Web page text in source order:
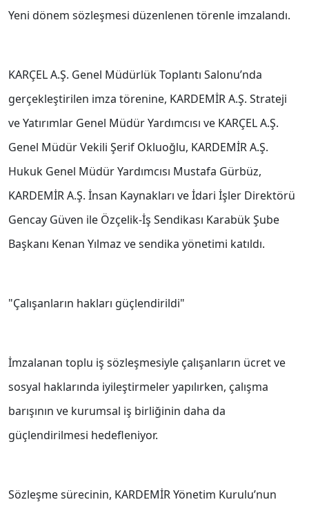
Yeni dönem sözleşmesi düzenlenen törenle imzalandı.
KARÇEL A.Ş. Genel Müdürlük Toplantı Salonu’nda
gerçekleştirilen imza törenine, KARDEMİR A.Ş. Strateji
ve Yatırımlar Genel Müdür Yardımcısı ve KARÇEL A.Ş.
Genel Müdür Vekili Şerif Okluoğlu, KARDEMİR A.Ş.
Hukuk Genel Müdür Yardımcısı Mustafa Gürbüz,
KARDEMİR A.Ş. İnsan Kaynakları ve İdari İşler Direktörü
Gencay Güven ile Özçelik-İş Sendikası Karabük Şube
Başkanı Kenan Yılmaz ve sendika yönetimi katıldı.
"Çalışanların hakları güçlendirildi"
İmzalanan toplu iş sözleşmesiyle çalışanların ücret ve
sosyal haklarında iyileştirmeler yapılırken, çalışma
barışının ve kurumsal iş birliğinin daha da
güçlendirilmesi hedefleniyor.
Sözleşme sürecinin, KARDEMİR Yönetim Kurulu’nun